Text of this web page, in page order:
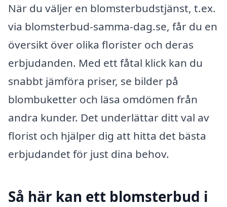
När du väljer en blomsterbudstjänst, t.ex.
via blomsterbud-samma-dag.se, får du en
översikt över olika florister och deras
erbjudanden. Med ett fåtal klick kan du
snabbt jämföra priser, se bilder på
blombuketter och läsa omdömen från
andra kunder. Det underlättar ditt val av
florist och hjälper dig att hitta det bästa
erbjudandet för just dina behov.
Så här kan ett blomsterbud i